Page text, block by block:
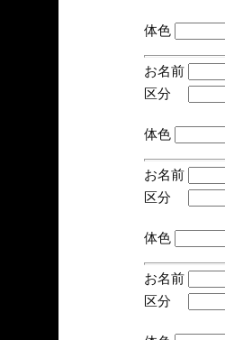
(
体色
お名前
区分
(
体色
お名前
区分
(
体色
お名前
区分
(